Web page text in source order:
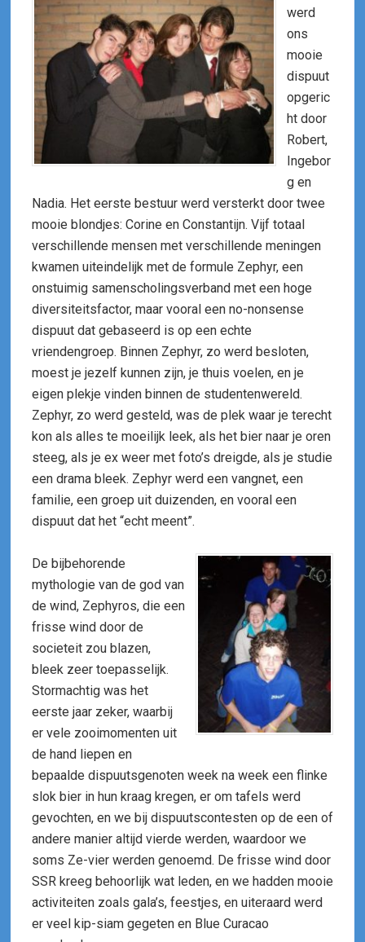
werd
ons
mooie
dispuut
opgeric
ht door
Robert,
Ingebor
g en
Nadia. Het eerste bestuur werd versterkt door twee
mooie blondjes: Corine en Constantijn. Vijf totaal
verschillende mensen met verschillende meningen
kwamen uiteindelijk met de formule Zephyr, een
onstuimig samenscholingsverband met een hoge
diversiteitsfactor, maar vooral een no-nonsense
dispuut dat gebaseerd is op een echte
vriendengroep. Binnen Zephyr, zo werd besloten,
moest je jezelf kunnen zijn, je thuis voelen, en je
eigen plekje vinden binnen de studentenwereld.
Zephyr, zo werd gesteld, was de plek waar je terecht
kon als alles te moeilijk leek, als het bier naar je oren
steeg, als je ex weer met foto’s dreigde, als je studie
een drama bleek. Zephyr werd een vangnet, een
familie, een groep uit duizenden, en vooral een
dispuut dat het “echt meent”.
De bijbehorende
mythologie van de god van
de wind, Zephyros, die een
frisse wind door de
societeit zou blazen,
bleek zeer toepasselijk.
Stormachtig was het
eerste jaar zeker, waarbij
er vele zooimomenten uit
de hand liepen en
bepaalde dispuutsgenoten week na week een flinke
slok bier in hun kraag kregen, er om tafels werd
gevochten, en we bij dispuutscontesten op de een of
andere manier altijd vierde werden, waardoor we
soms Ze-vier werden genoemd. De frisse wind door
SSR kreeg behoorlijk wat leden, en we hadden mooie
activiteiten zoals gala’s, feestjes, en uiteraard werd
er veel kip-siam gegeten en Blue Curacao